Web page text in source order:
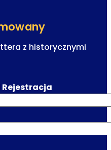
z historycznymi